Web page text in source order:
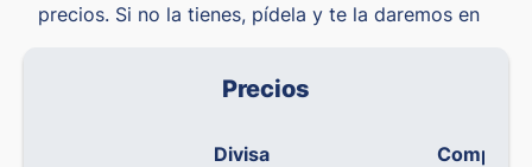
precios. Si no la tienes, pídela y te la daremos en
Precios
Divisa